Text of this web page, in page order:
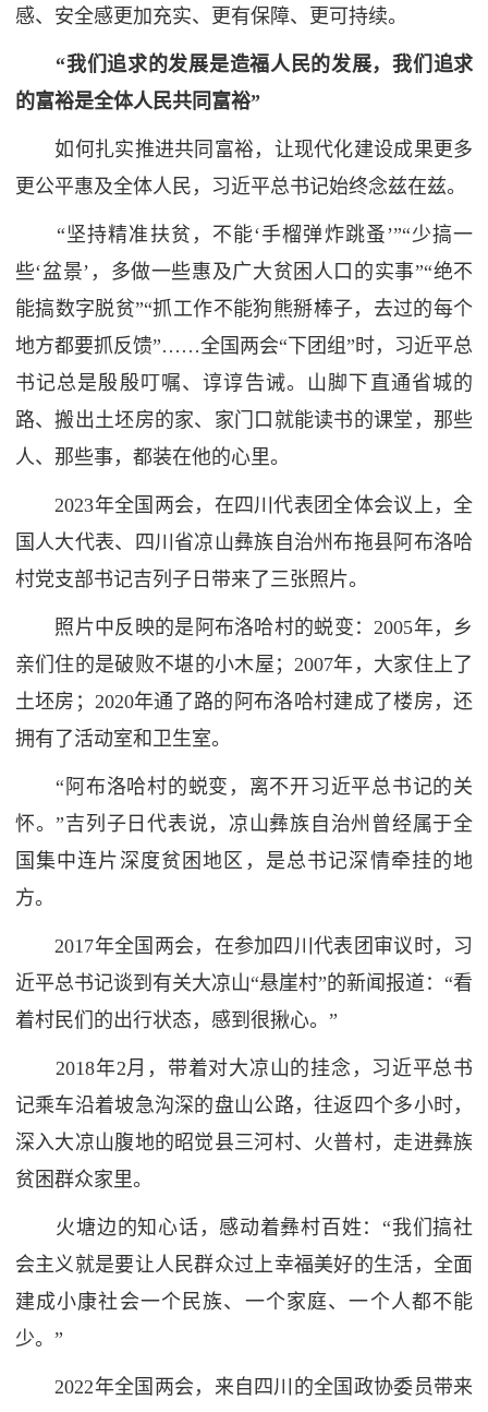
感、安全感更加充实、更有保障、更可持续。
“我们追求的发展是造福人民的发展，我们追求
的富裕是全体人民共同富裕”
如何扎实推进共同富裕，让现代化建设成果更多
更公平惠及全体人民，习近平总书记始终念兹在兹。
“坚持精准扶贫，不能‘手榴弹炸跳蚤’”“少搞一
些‘盆景’，多做一些惠及广大贫困人口的实事”“绝不
能搞数字脱贫”“抓工作不能狗熊掰棒子，去过的每个
地方都要抓反馈”……全国两会“下团组”时，习近平总
书记总是殷殷叮嘱、谆谆告诫。山脚下直通省城的
路、搬出土坯房的家、家门口就能读书的课堂，那些
人、那些事，都装在他的心里。
2023年全国两会，在四川代表团全体会议上，全
国人大代表、四川省凉山彝族自治州布拖县阿布洛哈
村党支部书记吉列子日带来了三张照片。
照片中反映的是阿布洛哈村的蜕变：2005年，乡
亲们住的是破败不堪的小木屋；2007年，大家住上了
土坯房；2020年通了路的阿布洛哈村建成了楼房，还
拥有了活动室和卫生室。
“阿布洛哈村的蜕变，离不开习近平总书记的关
怀。”吉列子日代表说，凉山彝族自治州曾经属于全
国集中连片深度贫困地区，是总书记深情牵挂的地
方。
2017年全国两会，在参加四川代表团审议时，习
近平总书记谈到有关大凉山“悬崖村”的新闻报道：“看
着村民们的出行状态，感到很揪心。”
2018年2月，带着对大凉山的挂念，习近平总书
记乘车沿着坡急沟深的盘山公路，往返四个多小时，
深入大凉山腹地的昭觉县三河村、火普村，走进彝族
贫困群众家里。
火塘边的知心话，感动着彝村百姓：“我们搞社
会主义就是要让人民群众过上幸福美好的生活，全面
建成小康社会一个民族、一个家庭、一个人都不能
少。”
2022年全国两会，来自四川的全国政协委员带来